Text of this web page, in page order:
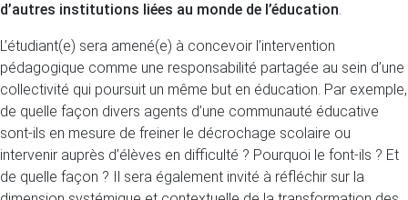
d’autres institutions liées au monde de l’éducation.
L’étudiant(e) sera amené(e) à concevoir l’intervention
pédagogique comme une responsabilité partagée au sein d’une
collectivité qui poursuit un même but en éducation. Par exemple,
de quelle façon divers agents d’une communauté éducative
sont-ils en mesure de freiner le décrochage scolaire ou
intervenir auprès d’élèves en difficulté ? Pourquoi le font-ils ? Et
de quelle façon ? Il sera également invité à réfléchir sur la